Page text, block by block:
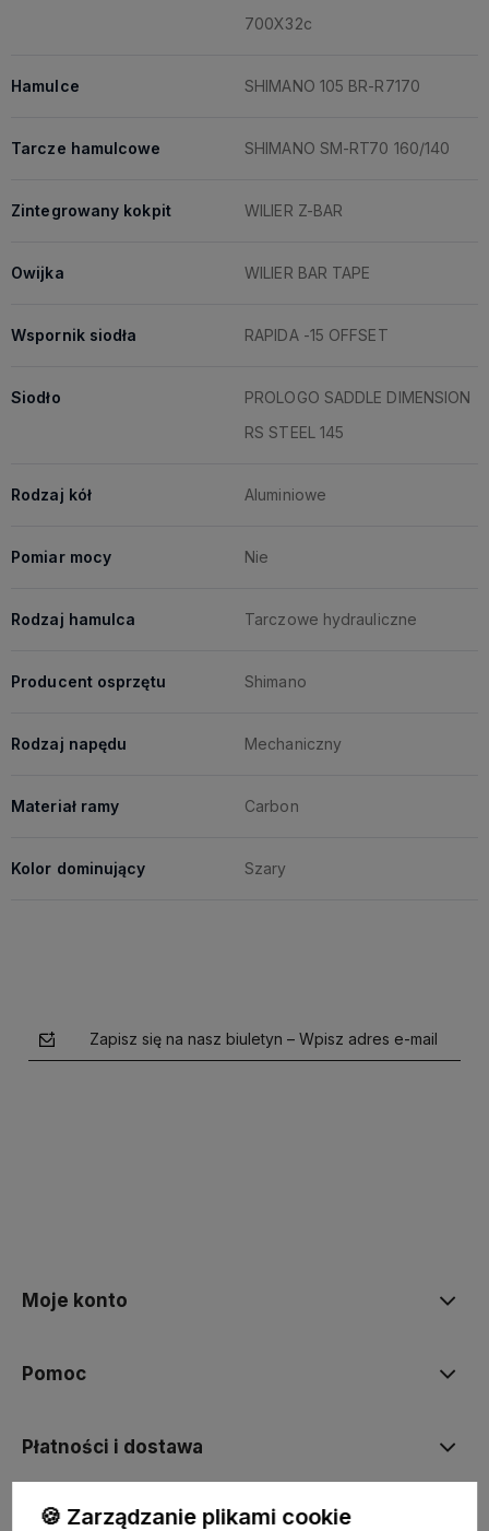
700X32c
Hamulce SHIMANO 105 BR-R7170
Tarcze hamulcowe SHIMANO SM-RT70 160/140
Zintegrowany kokpit WILIER Z-BAR
Owijka WILIER BAR TAPE
Wspornik siodła RAPIDA -15 OFFSET
Siodło
PROLOGO SADDLE DIMENSION
RS STEEL 145
Rodzaj kół Aluminiowe
Pomiar mocy Nie
Rodzaj hamulca Tarczowe hydrauliczne
Producent osprzętu Shimano
Rodzaj napędu Mechaniczny
Materiał ramy Carbon
Kolor dominujący Szary
Zapisz się na nasz biuletyn – Wpisz adres e-mail
Moje konto
Pomoc
Płatności i dostawa
Informacje
🍪 Zarządzanie plikami cookie